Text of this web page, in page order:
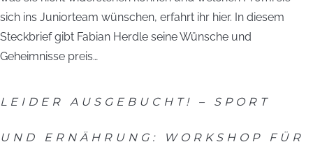
sich ins Juniorteam wünschen, erfahrt ihr hier. In diesem
Steckbrief gibt Fabian Herdle seine Wünsche und
Geheimnisse preis…
LEIDER AUSGEBUCHT! – SPORT
UND ERNÄHRUNG: WORKSHOP FÜR